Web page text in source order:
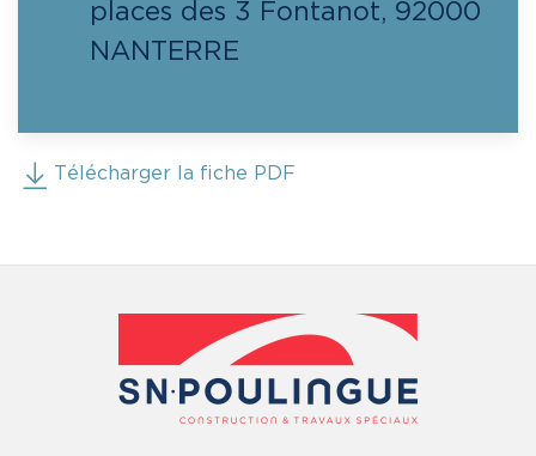
places des 3 Fontanot, 92000
NANTERRE
Télécharger la fiche PDF